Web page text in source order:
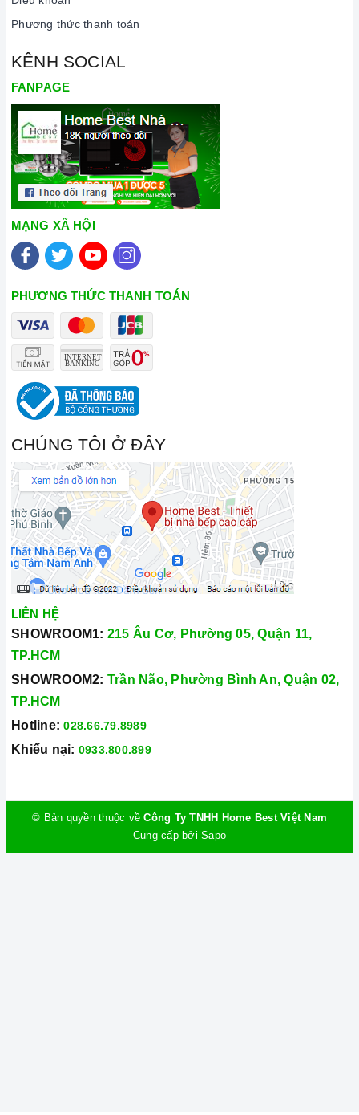
Xem thêm tại đây: Home Best Care - Trung tâm bảo trì, sửa
chữa thiết bị nhà bếp cao cấp
Phương thức thanh toán
KÊNH SOCIAL
FANPAGE
MẠNG XÃ HỘI
PHƯƠNG THỨC THANH TOÁN
CHÚNG TÔI Ở ĐÂY
LIÊN HỆ
SHOWROOM1: 215 Âu Cơ, Phường 05, Quận 11,
TP.HCM
SHOWROOM2: Trần Não, Phường Bình An, Quận 02,
TP.HCM
Hotline: 028.66.79.8989
Khiếu nại: 0933.800.899
© Bản quyền thuộc vềCông Ty TNHH Home Best Việt Nam
Cung cấp bởiSapo